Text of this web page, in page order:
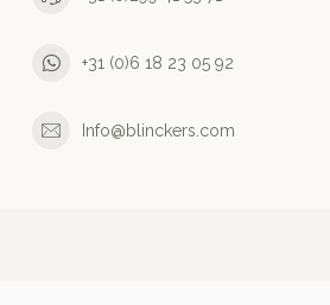
+31 (0)6 18 23 05 92
Info@blinckers.com